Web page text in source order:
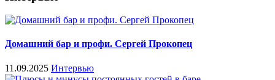
Домашний бар и профи. Сергей Прокопец
11.09.2025 Интервью